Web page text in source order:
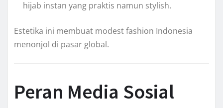
hijab instan yang praktis namun stylish.
Estetika ini membuat modest fashion Indonesia
menonjol di pasar global.
Peran Media Sosial